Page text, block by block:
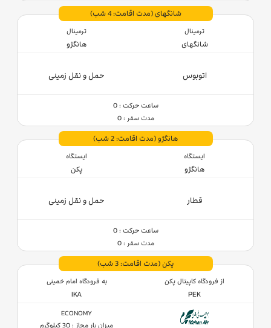
شانگهای(مدت اقامت: 4 شب)
ترمینال
شانگهای
ترمینال
هانگژو
اتوبوس حمل و نقل زمینی
ساعت حرکت : 0
مدت سفر : 0
هانگژو(مدت اقامت: 2 شب)
ایستگاه
هانگژو
ایستگاه
پکن
قطار حمل و نقل زمینی
ساعت حرکت : 0
مدت سفر : 0
پکن(مدت اقامت: 3 شب)
از فرودگاه کاپیتال پکن
PEK
به فرودگاه امام خمینی
IKA
ECONOMY
میزان بار مجاز : 30 کیلوگرم